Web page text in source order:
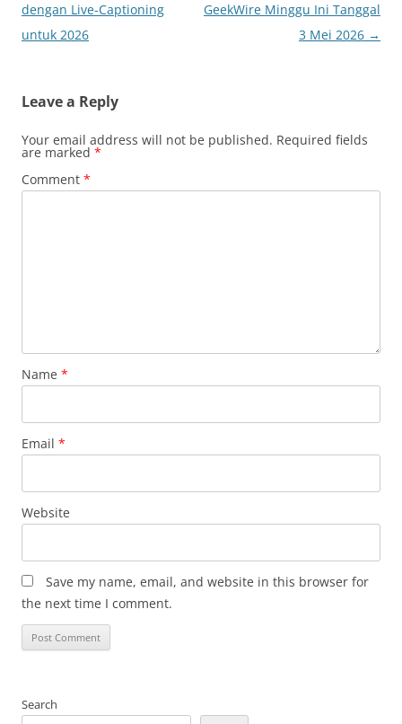
navigation
dengan Live-Captioning
untuk 2026
GeekWire Minggu Ini Tanggal
3 Mei 2026 →
Leave a Reply
Your email address will not be published. Required fields
are marked *
Comment *
Name *
Email *
Website
Save my name, email, and website in this browser for
the next time I comment.
Search